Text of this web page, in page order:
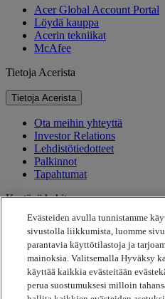
Acer Global Account Portal
Löydä kauppa
Acerin tekniikat
McAfee
Tietoja Acerista
Tietoja Acerista
Ota meihin yhteyttä
Investor Relations
Lehdistötiedotteet
Palkinnot
Tapahtumat
Kestävä kehitys
Kestävä kehitys
Yhteiskuntavastuu
Tuotteen hiilijalanjälki
Project Humanity
Earthion
Evästeiden avulla tunnistamme
sivustolla liikkumista, luomme
parantavia käyttötilastoja ja
mainoksia. Valitsemalla Hyväksy
käyttää kaikkia evästeitään
perua suostumuksesi milloin